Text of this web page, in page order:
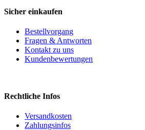
Sicher einkaufen
Bestellvorgang
Fragen & Antworten
Kontakt zu uns
Kundenbewertungen
Rechtliche Infos
Versandkosten
Zahlungsinfos